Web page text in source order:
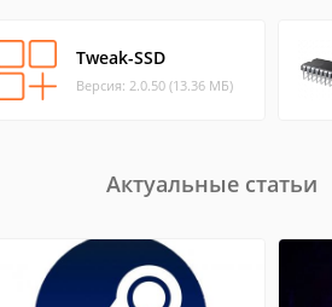
Tweak-SSD
Версия: 2.0.50 (13.36 МБ)
Актуальные статьи